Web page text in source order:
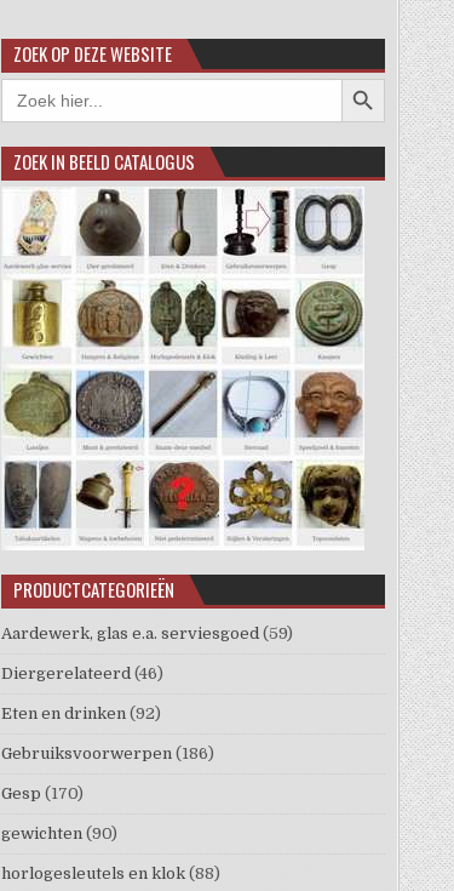
ZOEK OP DEZE WEBSITE
Zoek
naar:
Zoekknop
ZOEK IN BEELD CATALOGUS
PRODUCTCATEGORIEËN
Aardewerk, glas e.a. serviesgoed (59)
Diergerelateerd (46)
Eten en drinken (92)
Gebruiksvoorwerpen (186)
Gesp (170)
gewichten (90)
horlogesleutels en klok (88)